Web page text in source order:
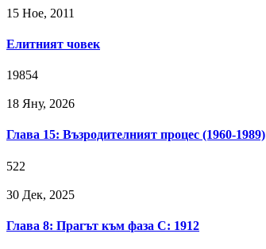
15 Ное, 2011
Елитният човек
19854
18 Яну, 2026
Глава 15: Възродителният процес (1960-1989)
522
30 Дек, 2025
Глава 8: Прагът към фаза C: 1912